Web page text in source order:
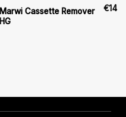
Marwi Cassette Remover
HG
€14